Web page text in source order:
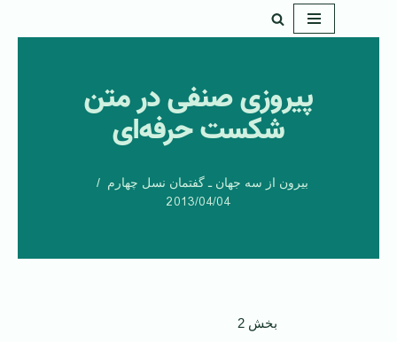
پیروزی صنفی در متن
شکست حرفه‌ای
بیرون از سه جهان ـ گفتمان نسل چهارم
2013/04/04
بخش 2